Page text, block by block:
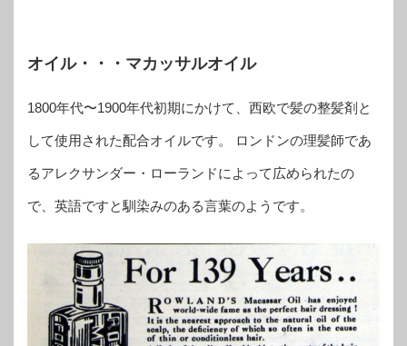
オイル・・・マカッサルオイル
1800年代〜1900年代初期にかけて、西欧で髪の整髪剤と
して使用された配合オイルです。 ロンドンの理髪師であ
るアレクサンダー・ローランドによって広められたの
で、英語ですと馴染みのある言葉のようです。